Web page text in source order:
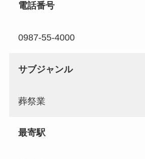
電話番号
0987-55-4000
サブジャンル
葬祭業
最寄駅